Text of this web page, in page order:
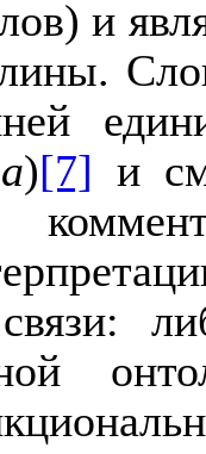
и
)[7] и
связи: